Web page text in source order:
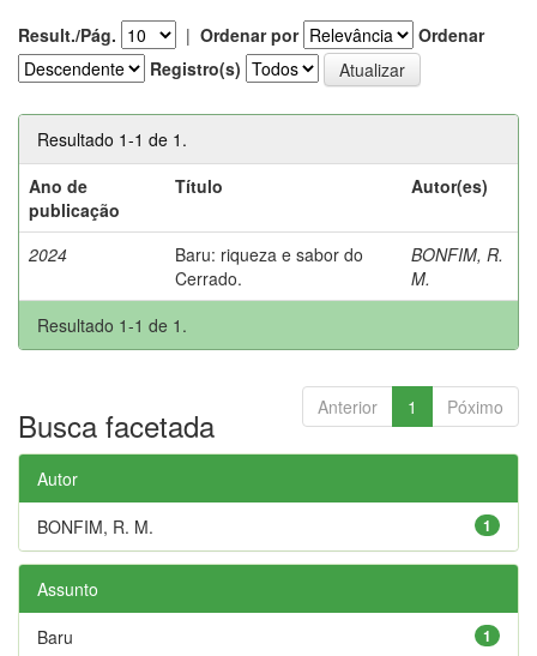
Result./Pág. | Ordenar por
Ordenar
Registro(s)
Resultado 1-1 de 1.
Ano de
publicação
Título Autor(es)
2024
Baru: riqueza e sabor do
Cerrado.
BONFIM, R.
M.
Resultado 1-1 de 1.
Anterior 1 Póximo
Busca facetada
Autor
1
BONFIM, R. M.
Assunto
1
Baru